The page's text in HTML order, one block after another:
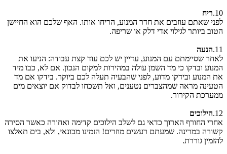
10. ריח
לפני שאתם עוזבים את חדר המנוע, הריחו אותו. האף שלכם הוא החיישן
הטוב ביותר לגילוי אדי דלק או שריפה.
11. הנעה
לאחר שסיימתם עם המנוע, עדיין יש לכם עוד קצת עבודה: הניעו את
המנוע ובדקו כי מד השמן עולה במהירות למקום הנכון. אם לא, כבו מיד
את המנוע ובידקו מדוע, לפני שהבעיה תעלה לכם ביוקר. בידקו אם מד
הטעינה מראה שמהצברים נטענים, ואל תשכחו לבדוק אם יוצאים מים
ממערכת הקירור.
12. הילוכים
אחרי החורף הארוך כדאי גם לשלב הילוכים קדימה ואחורה כאשר הסירה
קשורה במרינה. שמעתם רעשים מוזרים! הזמינו מכונאי, ולא, בים תאלצו
להזמין גוררת.